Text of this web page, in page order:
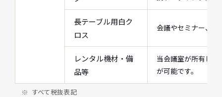
長テーブル用白ク
ロス
会議やセミナー、
レンタル機材・備
品等
当会議室が所有し
が可能です。
すべて税抜表記